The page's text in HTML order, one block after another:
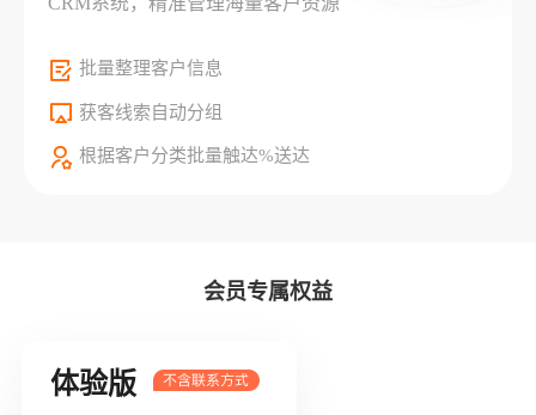
批量整理客户信息
获客线索自动分组
根据客户分类批量触达%送达
会员专属权益
体验版